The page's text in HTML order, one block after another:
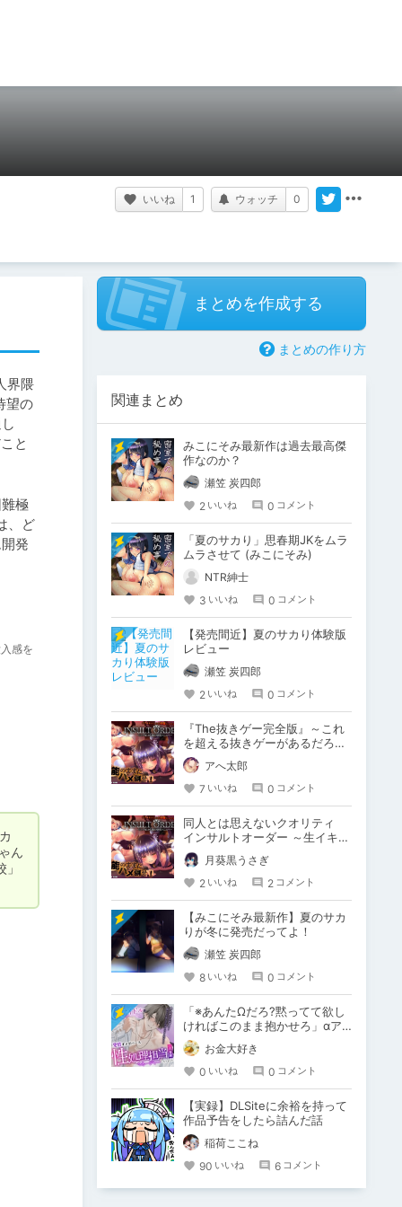
いいね 1 ウォッチ 0
界隈
望の
と
極
、ど
発
感を
ん
まとめを作成する
まとめの作り方
関連まとめ
みこにそみ最新作は過去最高傑
作なのか？
瀬笠 炭四郎
2 いいね 0 コメント
「夏のサカり」思春期JKをムラ
ムラさせて (みこにそみ)
NTR紳士
3 いいね 0 コメント
【発売間近】夏のサカり体験版
レビュー
瀬笠 炭四郎
2 いいね 0 コメント
『The抜きゲー完全版』～これ
を超える抜きゲーがあるだろう
か～
アへ太郎
7 いいね 0 コメント
同人とは思えないクオリティ
インサルトオーダー ～生イキに
ゃん娘の快堕メニュー～
月葵黒うさぎ
2 いいね 2 コメント
【みこにそみ最新作】夏のサカ
りが冬に発売だってよ！
瀬笠 炭四郎
8 いいね 0 コメント
「※あんたΩだろ?黙ってて欲し
ければこのまま抱かせろ」αア
イドルの性処理担当マネージャ
ーになりました
お金大好き
0 いいね 0 コメント
【実録】DLSiteに余裕を持って
作品予告をしたら詰んだ話
稲荷ここね
90 いいね 6 コメント